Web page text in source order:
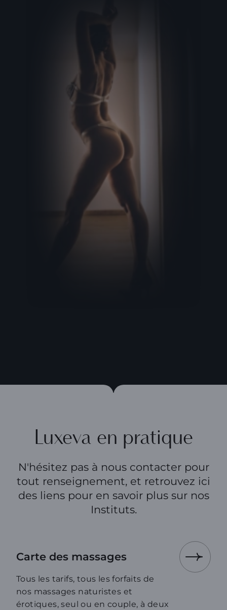
Luxeva en pratique
N'hésitez pas à nous contacter pour
tout renseignement, et retrouvez ici
des liens pour en savoir plus sur nos
Instituts.
Carte des massages
Tous les tarifs, tous les forfaits de
nos massages naturistes et
érotiques, seul ou en couple, à deux